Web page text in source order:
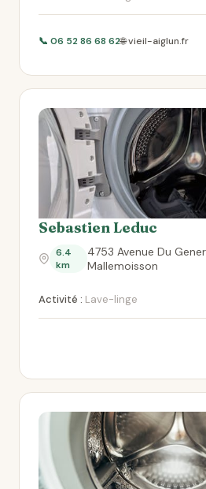
📞 06 52 86 68 62🌐 vieil-aiglun.fr
Sebastien Leduc
6.4
km
4753 Avenue Du
Mallemoisson
Activité : Lave-linge